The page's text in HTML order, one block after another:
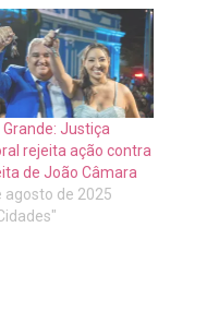
Justiça
rejeita ação contra
de João Câmara
agosto de 2025